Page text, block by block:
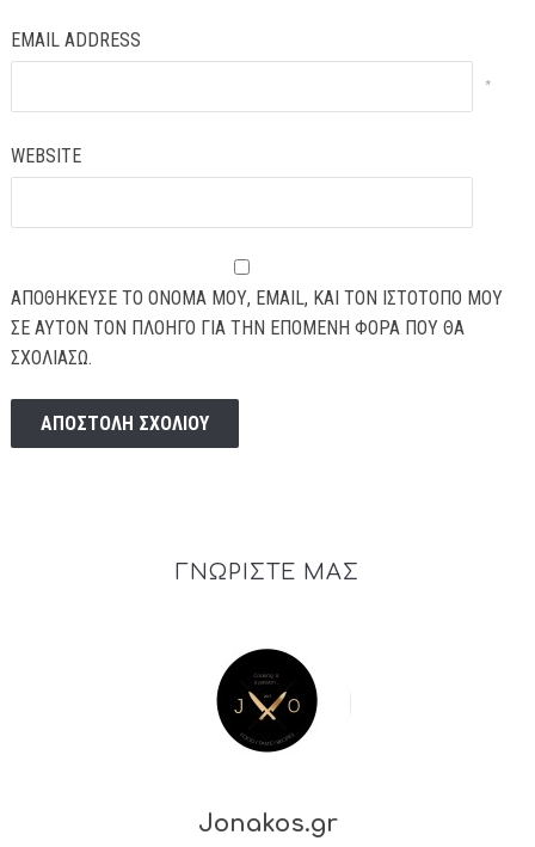
EMAIL ADDRESS
*
WEBSITE
ΑΠΟΘΉΚΕΥΣΕ ΤΟ ΌΝΟΜΆ ΜΟΥ, EMAIL, ΚΑΙ ΤΟΝ ΙΣΤΌΤΟΠΟ ΜΟΥ
ΣΕ ΑΥΤΌΝ ΤΟΝ ΠΛΟΗΓΌ ΓΙΑ ΤΗΝ ΕΠΌΜΕΝΗ ΦΟΡΆ ΠΟΥ ΘΑ
ΣΧΟΛΙΆΣΩ.
ΓΝΩΡΙΣΤΕ ΜΑΣ
Jonakos.gr